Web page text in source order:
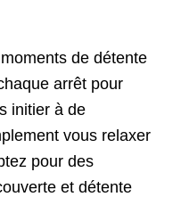
de détente
arrêt pour
initier à de
vous relaxer
pour des
et détente